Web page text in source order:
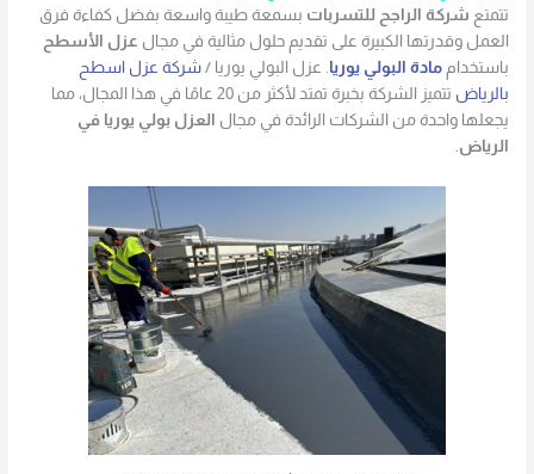
تتمتع شركة الراجح للتسربات بسمعة طيبة واسعة بفضل كفاءة فرق
العمل وقدرتها الكبيرة على تقديم حلول مثالية في مجال عزل الأسطح
باستخداممادة البولي يوريا. عزل البولي يوريا /شركة عزل اسطح
بالرياض
تتميز الشركة بخبرة تمتد لأكثر من 20 عامًا في هذا المجال، مما
يجعلها واحدة من الشركات الرائدة في مجال العزل بولي يوريا في
الرياض.